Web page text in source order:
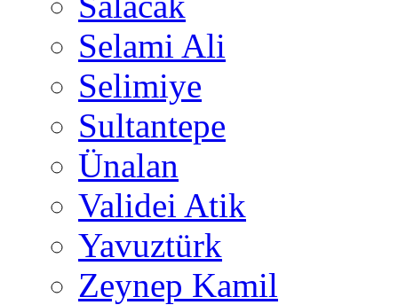
Selami Ali
Selimiye
Sultantepe
Ünalan
Validei Atik
Yavuztürk
Zeynep Kamil